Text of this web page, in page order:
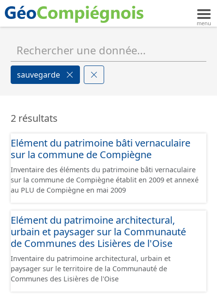
sauvegarde
2 résultats
Elément du patrimoine bâti vernaculaire
sur la commune de Compiègne
Inventaire des éléments du patrimoine bâti vernaculaire
sur la commune de Compiègne établit en 2009 et annexé
au PLU de Compiègne en mai 2009
Elément du patrimoine architectural,
urbain et paysager sur la Communauté
de Communes des Lisières de l'Oise
Inventaire du patrimoine architectural, urbain et
paysager sur le territoire de la Communauté de
Communes des Lisières de l'Oise